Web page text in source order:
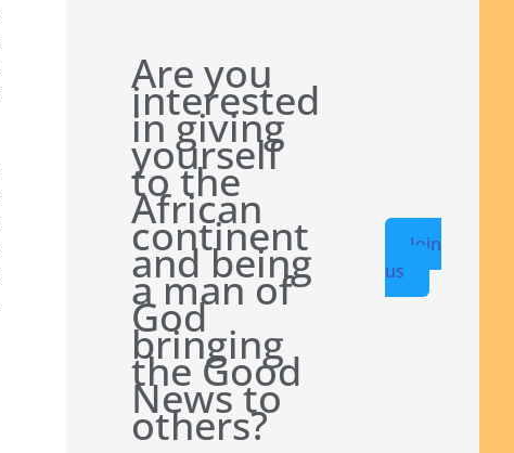
Are you
interested
in giving
yourself
to the
African
continent
and being
a man of
God
bringing
the Good
News to
others?
Join
us